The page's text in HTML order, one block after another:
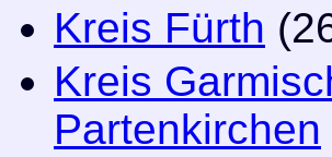
Kreis Fürth
Kreis
Partenkirchen